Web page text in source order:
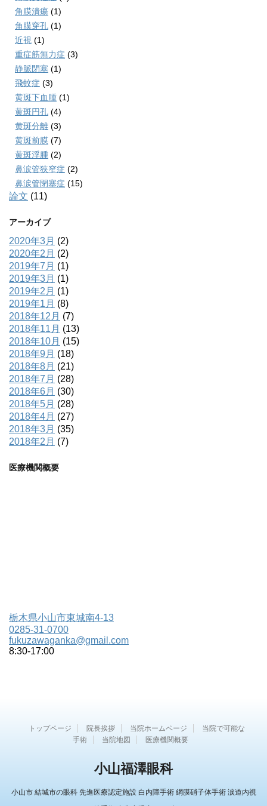
角膜潰瘍 (1)
角膜穿孔 (1)
近視 (1)
重症筋無力症 (3)
静脈閉塞 (1)
飛蚊症 (3)
黄斑下血腫 (1)
黄斑円孔 (4)
黄斑分離 (3)
黄斑前膜 (7)
黄斑浮腫 (2)
鼻涙管狭窄症 (2)
鼻涙管閉塞症 (15)
論文 (11)
アーカイブ
2020年3月 (2)
2020年2月 (2)
2019年7月 (1)
2019年3月 (1)
2019年2月 (1)
2019年1月 (8)
2018年12月 (7)
2018年11月 (13)
2018年10月 (15)
2018年9月 (18)
2018年8月 (21)
2018年7月 (28)
2018年6月 (30)
2018年5月 (28)
2018年4月 (27)
2018年3月 (35)
2018年2月 (7)
医療機関概要
栃木県小山市東城南4-13
0285-31-0700
fukuzawaganka@gmail.com
8:30-17:00
トップページ 院長挨拶 当院ホームページ
当院で可能な
手術
当院地図 医療機関概要
小山福澤眼科
小山市 結城市の眼科 先進医療認定施設 白内障手術 網膜硝子体手術 涙道内視